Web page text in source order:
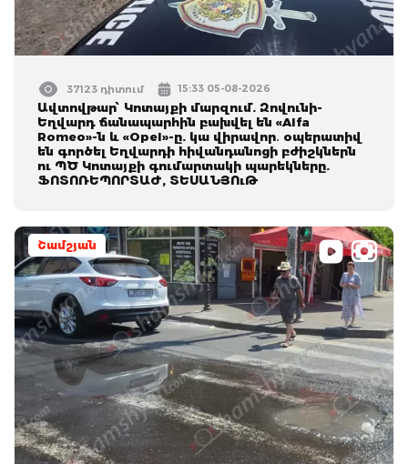
37123 դիտում 15:33 05-08-2026
Ավտովթար՝ Կոտայքի մարզում. Զովունի-
Եղվարդ ճանապարհին բախվել են «Alfa
Romeo»-ն և «Opel»-ը. կա վիրավոր․ օպերատիվ
են գործել Եղվարդի հիվանդանոցի բժիշկներն
ու ՊԾ Կոտայքի գումարտակի պարեկները.
ՖՈՏՈՌԵՊՈՐՏԱԺ, ՏԵՍԱՆՅՈւԹ
Շամշյան